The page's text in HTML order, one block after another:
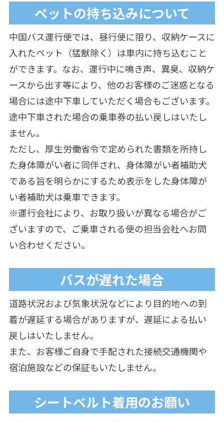
ペットの持ち込みについて
中国バス運行便では、昼行便に限り、収納ケースに
入れたペット（猛獣除く）は車内に持ち込むこと
ができます。なお、運行中に鳴き声、異臭、収納ケ
ースから出す等により、他のお客様のご迷惑となる
場合には途中下車していただく場合もございます。
途中下車された場合の乗車券の払い戻しはいたし
ません。
ただし、厚生労働省令で定められた書類を所持し
た身体障がい者に同伴され、身体障がい者補助犬
である旨を明らかにするため表示をした身体障が
い者補助犬は乗車できます。
※運行会社により、お取り扱いが異なる場合がご
ざいますので、ご乗車される便の担当会社へお問
い合わせください。
バスが遅れた場合
道路状況および気象状況などにより目的地への到
着が遅延する場合がありますが、遅延による払い
戻しはいたしません。
また、お客様ご自身で手配された接続交通機関や
宿泊施設などの保証もいたしません。
シートベルト着用のお願い